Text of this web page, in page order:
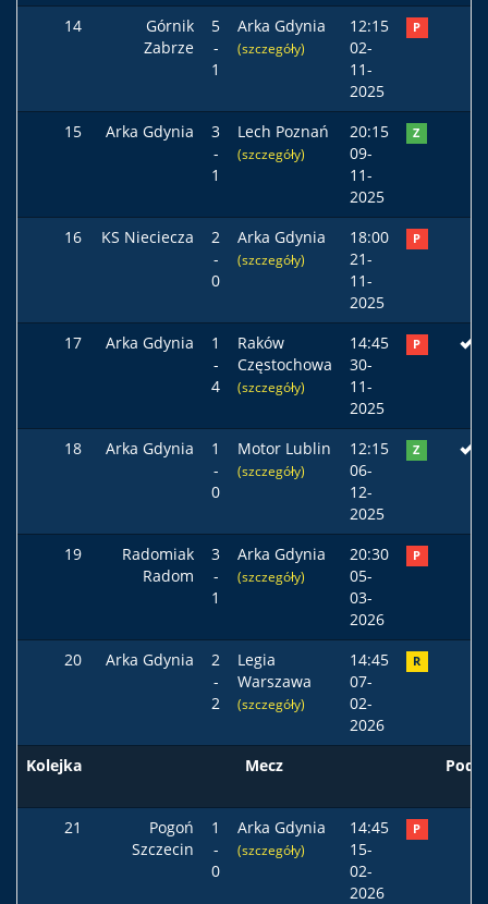
14
Górnik
Zabrze
5
-
1
Arka Gdynia
(szczegóły)
12:15
02-
11-
2025
P
15 Arka Gdynia
3
-
1
Lech Poznań
(szczegóły)
20:15
09-
11-
2025
Z
16 KS Nieciecza
2
-
0
Arka Gdynia
(szczegóły)
18:00
21-
11-
2025
P
17 Arka Gdynia
1
-
4
Raków
Częstochowa
(szczegóły)
14:45
30-
11-
2025
P
18 Arka Gdynia
1
-
0
Motor Lublin
(szczegóły)
12:15
06-
12-
2025
Z
19
Radomiak
Radom
3
-
1
Arka Gdynia
(szczegóły)
20:30
05-
03-
2026
P
20 Arka Gdynia
2
-
2
Legia
Warszawa
(szczegóły)
14:45
07-
02-
2026
R
Kolejka Mecz Podst
21
Pogoń
Szczecin
1
-
0
Arka Gdynia
(szczegóły)
14:45
15-
02-
2026
P